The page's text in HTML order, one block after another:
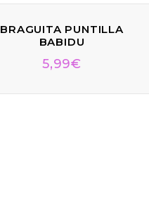
BRAGUITA PUNTILLA
BABIDU
5,99€